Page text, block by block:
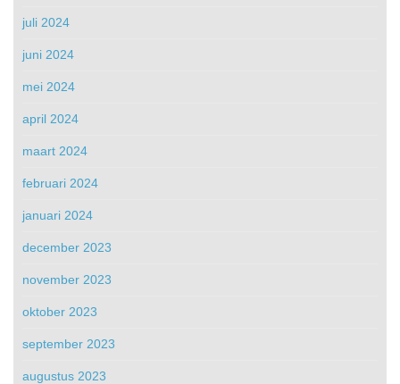
juli 2024
juni 2024
mei 2024
april 2024
maart 2024
februari 2024
januari 2024
december 2023
november 2023
oktober 2023
september 2023
augustus 2023